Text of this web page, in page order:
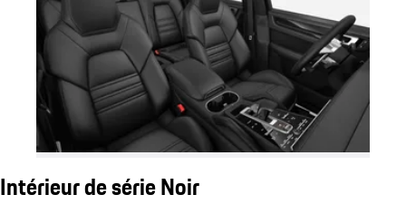
Intérieur de série Noir